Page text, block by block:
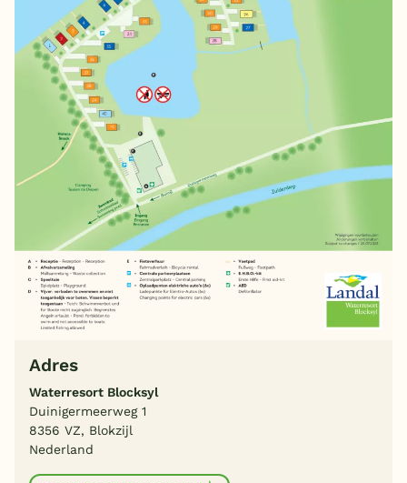
Adres
Waterresort Blocksyl
Duinigermeerweg 1
8356 VZ, Blokzijl
Nederland